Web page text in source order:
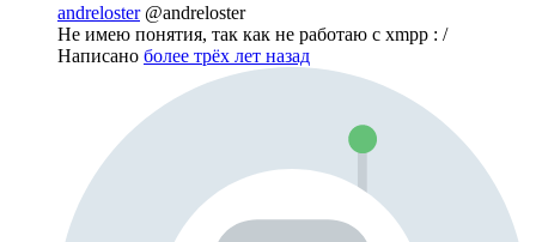
andreloster @andreloster
Не имею понятия, так как не работаю с xmpp : /
Написано более трёх лет назад